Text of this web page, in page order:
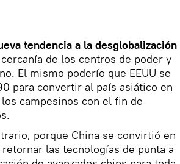
tendencia a la desglobalización
de los centros de poder y
El mismo poderío que EEUU se
para convertir al país asiático en
campesinos con el fin de
porque China se convirtió en
las tecnologías de punta a